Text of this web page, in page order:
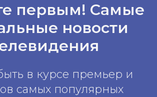
первым! Самые
новости
в курсе премьер и
самых популярных